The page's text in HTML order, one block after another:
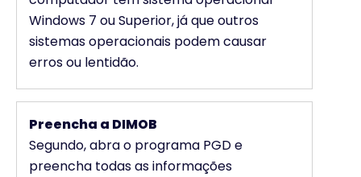
Windows 7 ou Superior, já que outros
sistemas operacionais podem causar
erros ou lentidão.
Preencha a DIMOB
Segundo, abra o programa PGD e
preencha todas as informações